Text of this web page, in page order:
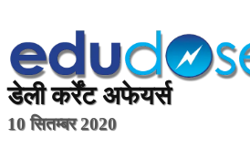
डेली कर्रेंट अफेयर्स
10 सितम्बर 2020